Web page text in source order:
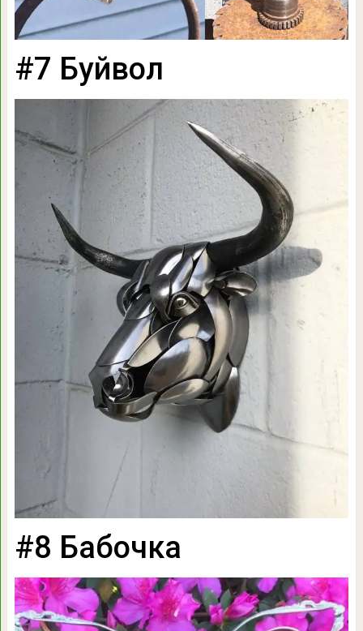
#7 Буйвол
#8 Бабочка